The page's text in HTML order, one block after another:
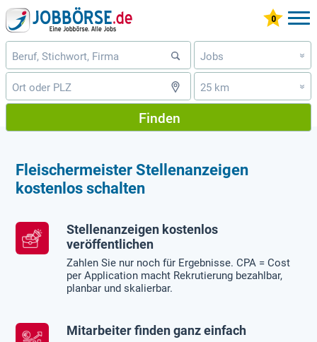
Jobs »
25 km »
Finden
Fleischermeister Stellenanzeigen
kostenlos schalten
Stellenanzeigen kostenlos
veröffentlichen
Zahlen Sie nur noch für Ergebnisse. CPA = Cost
per Application macht Rekrutierung bezahlbar,
planbar und skalierbar.
Mitarbeiter finden ganz einfach